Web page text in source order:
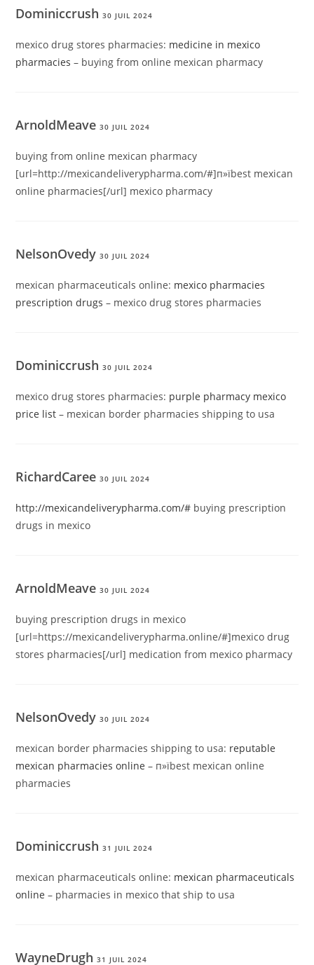
Dominiccrush30 JUIL 2024
mexico drug stores pharmacies: medicine in mexico
pharmacies – buying from online mexican pharmacy
ArnoldMeave30 JUIL 2024
buying from online mexican pharmacy
[url=http://mexicandeliverypharma.com/#]п»їbest mexican
online pharmacies[/url] mexico pharmacy
NelsonOvedy30 JUIL 2024
mexican pharmaceuticals online: mexico pharmacies
prescription drugs – mexico drug stores pharmacies
Dominiccrush30 JUIL 2024
mexico drug stores pharmacies: purple pharmacy mexico
price list – mexican border pharmacies shipping to usa
RichardCaree30 JUIL 2024
http://mexicandeliverypharma.com/# buying prescription
drugs in mexico
ArnoldMeave30 JUIL 2024
buying prescription drugs in mexico
[url=https://mexicandeliverypharma.online/#]mexico drug
stores pharmacies[/url] medication from mexico pharmacy
NelsonOvedy30 JUIL 2024
mexican border pharmacies shipping to usa: reputable
mexican pharmacies online – п»їbest mexican online
pharmacies
Dominiccrush31 JUIL 2024
mexican pharmaceuticals online: mexican pharmaceuticals
online – pharmacies in mexico that ship to usa
WayneDrugh31 JUIL 2024